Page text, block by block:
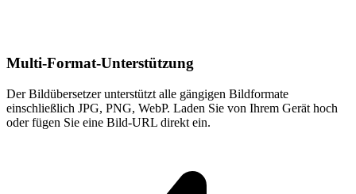
Multi-Format-Unterstützung
Der Bildübersetzer unterstützt alle gängigen Bildformate
einschließlich JPG, PNG, WebP. Laden Sie von Ihrem Gerät hoch
oder fügen Sie eine Bild-URL direkt ein.